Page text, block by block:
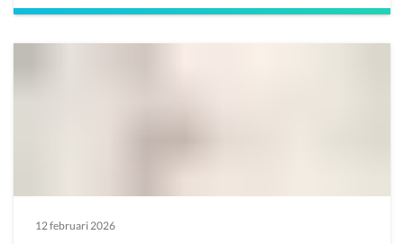
12 februari 2026